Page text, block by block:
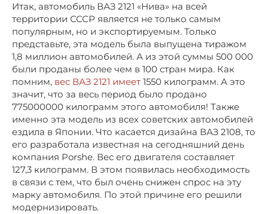
Итак, автомобиль ВАЗ 2121 «Нива» на всей
территории СССР является не только самым
популярным, но и экспортируемым. Только
представьте, эта модель была выпущена тиражом
1,8 миллион автомобилей. А из этой суммы 500 000
были проданы более чем в 100 стран мира. Как
помним, вес ВАЗ 2121 имеет 1550 килограмм. А это
значит, что за весь период было продано
775000000 килограмм этого автомобиля! Также
именно эта модель из всех советских автомобилей
ездила в Японии. Что касается дизайна ВАЗ 2108, то
его разработала известная на сегодняшний день
компания Porshe. Вес его двигателя составляет
127,3 килограмм. В этом появилась необходимость
в связи с тем, что был очень снижен спрос на эту
марку автомобиля. По этой причине его решили
модернизировать.